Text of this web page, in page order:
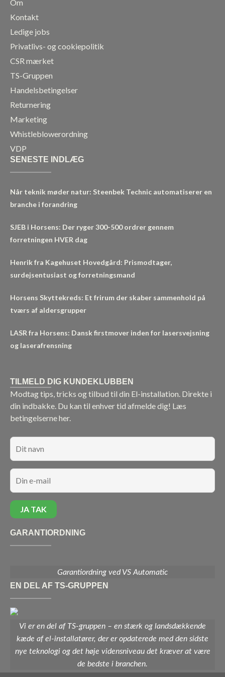
Om
Kontakt
Ledige jobs
Privatlivs- og cookiepolitik
CSR mærket
TS-Gruppen
Handelsbetingelser
Returnering
Marketing
Whistleblowerordning
VDP
SENESTE INDLÆG
Når teknik møder natur: Steenbek Technic automatiserer en
branche i forandring
SJEB i Horsens: Der ryger 300-500 ordrer gennem
forretningen HVER dag
Henrik fra Kagehuset Hovedgård: Prismodtager,
surdejsentusiast og forretningsmand
Horsens Skyttekreds: Et frirum der skaber sammenhold på
tværs af aldersgrupper
LASR fra Horsens: Dansk firstmover inden for lasersvejsning
og laserafrensning
TILMELD DIG KUNDEKLUBBEN
Modtag tips, tricks og tilbud til din El-installation. Direkte i
din indbakke. Du kan til enhver tid afmelde dig! Læs
betingelserne her.
GARANTIORDNING
Garantiordning ved VS Automatic
EN DEL AF TS-GRUPPEN
Vi er en del af TS-gruppen – en stærk og landsdækkende
kæde af el-installatører, der er opdaterede med den sidste
nye teknologi og det høje vidensniveau det kræver at være
de bedste i branchen.